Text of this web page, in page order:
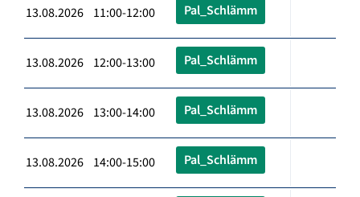
13.08.2026 11:00-12:00 Pal_Schlämm
13.08.2026 12:00-13:00 Pal_Schlämm
13.08.2026 13:00-14:00 Pal_Schlämm
13.08.2026 14:00-15:00 Pal_Schlämm